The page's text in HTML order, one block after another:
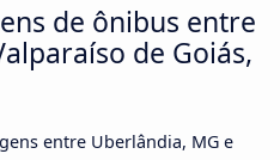
de ônibus entre
de Goiás,
entre Uberlândia, MG e